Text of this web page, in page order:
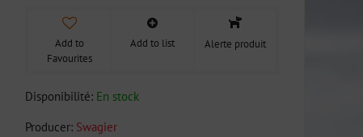
Add to
Favourites
Add to list Alerte produit
Disponibilité: En stock
Producer: Swagier